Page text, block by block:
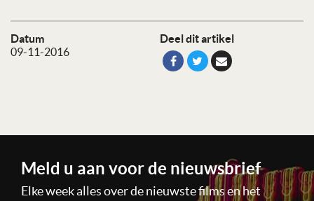
Datum
09-11-2016
Deel dit artikel
Meld u aan voor de nieuwsbrief
Elke week alles over de nieuwste films en het